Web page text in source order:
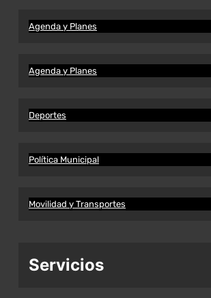
Agenda y Planes
Agenda y Planes
Deportes
Política Municipal
Movilidad y Transportes
Servicios